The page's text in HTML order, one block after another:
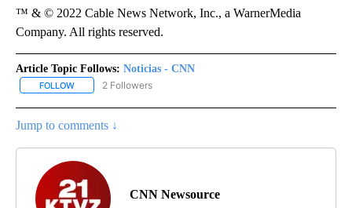
™ & © 2022 Cable News Network, Inc., a WarnerMedia
Company. All rights reserved.
Article Topic Follows: Noticias - CNN
FOLLOW FOLLOW "NOTICIAS - CNN" TO RECEIVE NOTIFICATIONS ABOUT
2 Followers
Jump to comments ↓
CNN Newsource